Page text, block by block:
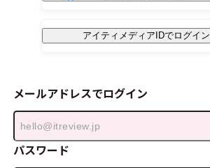
アイティメディアIDでログイン
メールアドレスでログイン
パスワード